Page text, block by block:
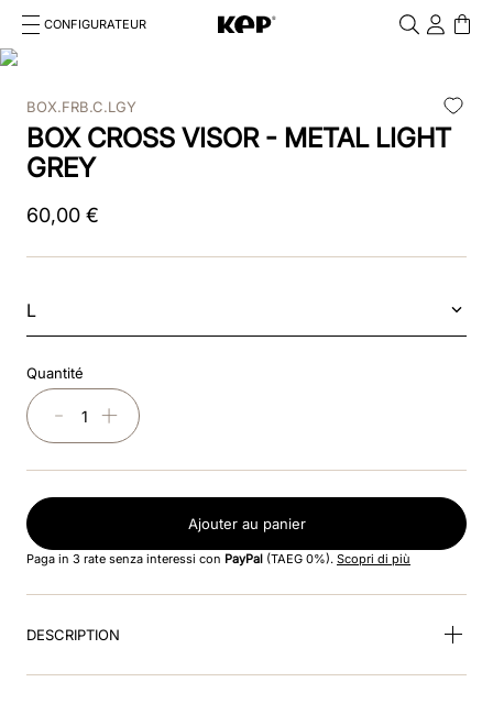
CONFIGURATEUR
Cosa stai cercando?
1.kep cromo 2 0
2 helmet
3.kep
6.
7.casco
8.smart
BOX.FRB.C.LGY
BOX CROSS VISOR - METAL LIGHT
GREY
60,00 €
L
Quantité
＋
－
Ajouter au panier
Paga in 3 rate senza interessi con PayPal (TAEG 0%). Scopri di più
DESCRIPTION